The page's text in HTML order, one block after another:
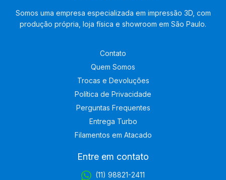
Somos uma empresa especializada em impressão 3D, com
produção própria, loja física e showroom em São Paulo.
Contato
Quem Somos
Trocas e Devoluções
Política de Privacidade
Perguntas Frequentes
Entrega Turbo
Filamentos em Atacado
Entre em contato
(11) 98821-2411